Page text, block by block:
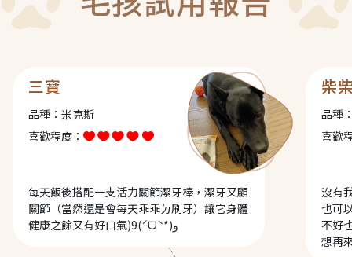
三寶
品種：米克斯
喜歡程度：
每天飯後搭配一支活力關節潔牙棒，潔牙又顧
關節（當然還是會每天乖乖ㄉ刷牙）讓它身體
健康之餘又有好口氣)9(ˊᗜˋ*)و
柴
品種
喜歡
沒有
也可
不好
想再